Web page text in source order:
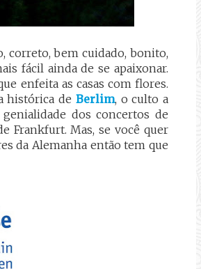
correto, bem cuidado, bonito,
fácil ainda de se apaixonar.
enfeita as casas com flores.
histórica de Berlim, o culto a
genialidade dos concertos de
Frankfurt. Mas, se você quer
da Alemanha então tem que